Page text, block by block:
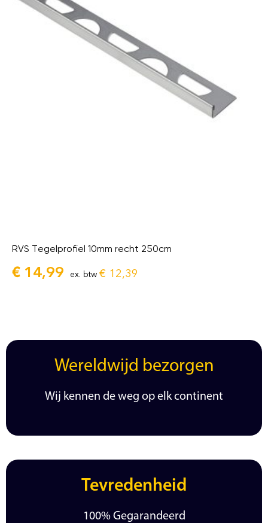
RVS Tegelprofiel 10mm recht 250cm
€ 14,99 ex. btw € 12,39
Wereldwijd bezorgen
Wij kennen de weg op elk continent
Tevredenheid
100% Gegarandeerd